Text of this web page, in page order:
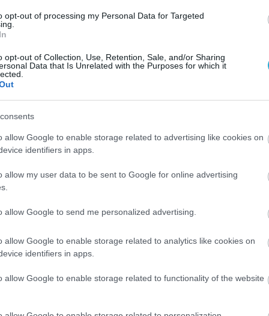
opt-out of processing my Personal Data for Targeted
opt-out of Collection, Use, Retention, Sale, and/or Sharing
Data that Is Unrelated with the Purposes for which it
allow Google to enable storage related to advertising like cookies on
identifiers in apps.
allow my user data to be sent to Google for online advertising
allow Google to send me personalized advertising.
allow Google to enable storage related to analytics like cookies on
identifiers in apps.
allow Google to enable storage related to functionality of the website
τόσο ο γάμος όσο και η συμβίωση φάνηκε
αυτή επίσης να αντέχει στον χρόνο.
που
«αθόρυβα» τα
σε κάθε ηλικία…
3 Ανατροπή
εμβολιασμένοι